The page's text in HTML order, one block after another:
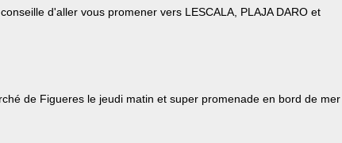
d'aller vous promener vers LESCALA, PLAJA DARO et
de Figueres le jeudi matin et super promenade en bord de mer